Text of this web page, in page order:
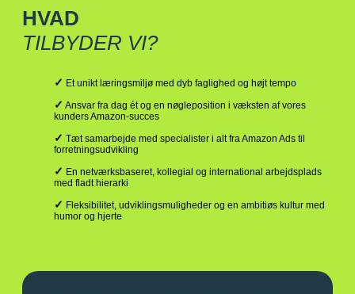
HVAD
TILBYDER VI?
✓ Et unikt læringsmiljø med dyb faglighed og højt tempo
✓ Ansvar fra dag ét og en nøgleposition i væksten af vores
kunders Amazon-succes
✓ Tæt samarbejde med specialister i alt fra Amazon Ads til
forretningsudvikling
✓ En netværksbaseret, kollegial og international arbejdsplads
med fladt hierarki
✓ Fleksibilitet, udviklingsmuligheder og en ambitiøs kultur med
humor og hjerte